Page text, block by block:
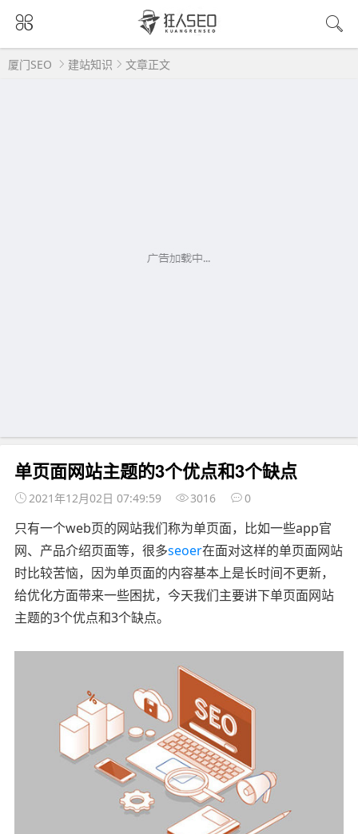
厦门SEO 建站知识 文章正文
单页面网站主题的3个优点和3个缺点
2021年12月02日 07:49:59 3016 0
只有一个web页的网站我们称为单页面，比如一些app官
网、产品介绍页面等，很多seoer在面对这样的单页面网站
时比较苦恼，因为单页面的内容基本上是长时间不更新，
给优化方面带来一些困扰，今天我们主要讲下单页面网站
主题的3个优点和3个缺点。